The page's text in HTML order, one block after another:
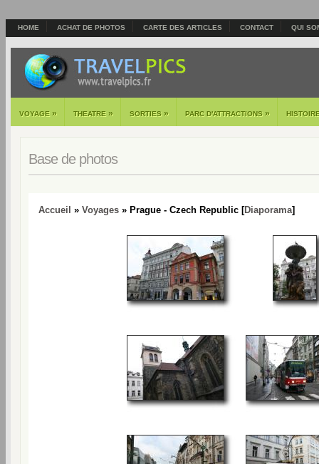
HOME ACHAT DE PHOTOS CARTE DES ARTICLES CONTACT QUI
VOYAGE » THEATRE » SORTIES » PARC D'ATTRACTIONS »
Base de photos
Accueil » Voyages » Prague - Czech Republic [Diaporama]